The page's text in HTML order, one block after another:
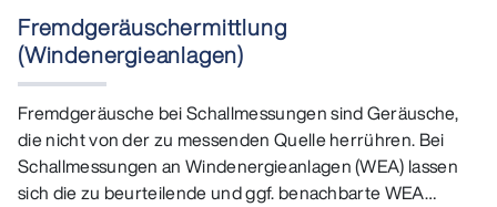
Fremdgeräuschermittlung
(Windenergieanlagen)
Fremdgeräusche bei Schallmessungen sind Geräusche,
die nicht von der zu messenden Quelle herrühren. Bei
Schallmessungen an Windenergieanlagen (WEA) lassen
sich die zu beurteilende und ggf. benachbarte WEA…